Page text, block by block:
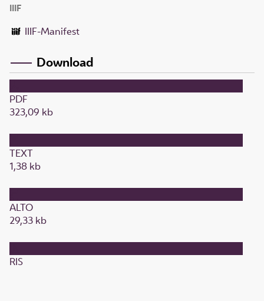
IIIF
IIIF-Manifest
Download
PDF
323,09 kb
TEXT
1,38 kb
ALTO
29,33 kb
RIS